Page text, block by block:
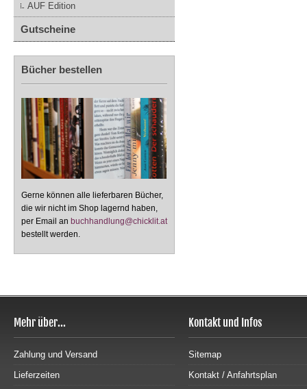
AUF Edition
Gutscheine
Bücher bestellen
Gerne können alle lieferbaren Bücher,
die wir nicht im Shop lagernd haben,
per Email an buchhandlung@chicklit.at
bestellt werden.
Mehr über...
Zahlung und Versand
Lieferzeiten
Kontakt und Infos
Sitemap
Kontakt / Anfahrtsplan